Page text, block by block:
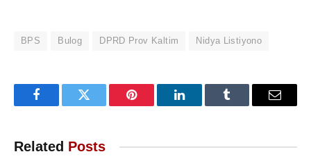
BPS Bulog DPRD Prov Kaltim Nidya Listiyono
FacebookTwitter Pinterest LinkedInTumblr Email
Related Posts